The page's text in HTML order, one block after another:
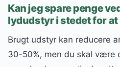
Kan jeg spare penge
lydudstyr i stedet for at
Brugt udstyr kan reducere
30-50%, men du skal være